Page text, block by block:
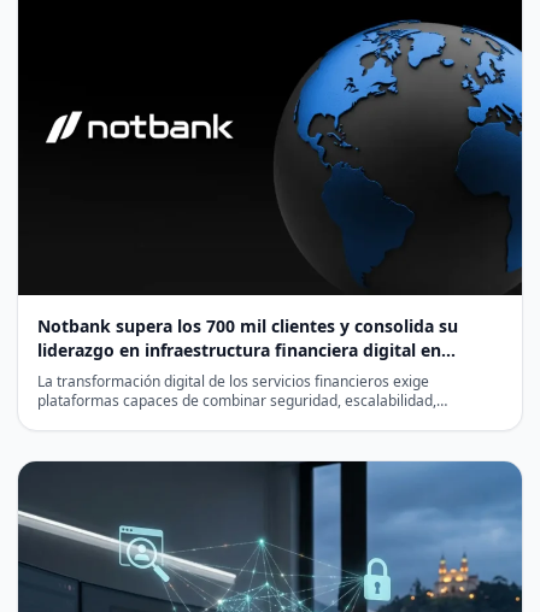
Notbank supera los 700 mil clientes y consolida su
liderazgo en infraestructura financiera digital en
Latinoamérica
La transformación digital de los servicios financieros exige
plataformas capaces de combinar seguridad, escalabilidad,